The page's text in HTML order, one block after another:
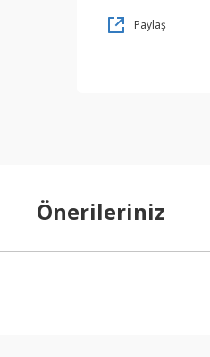
Paylaş
Önerileriniz